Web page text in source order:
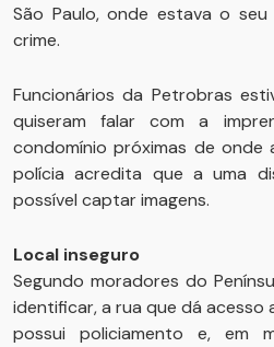
São Paulo, onde estava o
crime.
Funcionários da Petrobras
quiseram falar com a
condomínio próximas de onde
polícia acredita que a uma
possível captar imagens.
Local inseguro
Segundo moradores do
identificar, a rua que dá acesso
possui policiamento e, em